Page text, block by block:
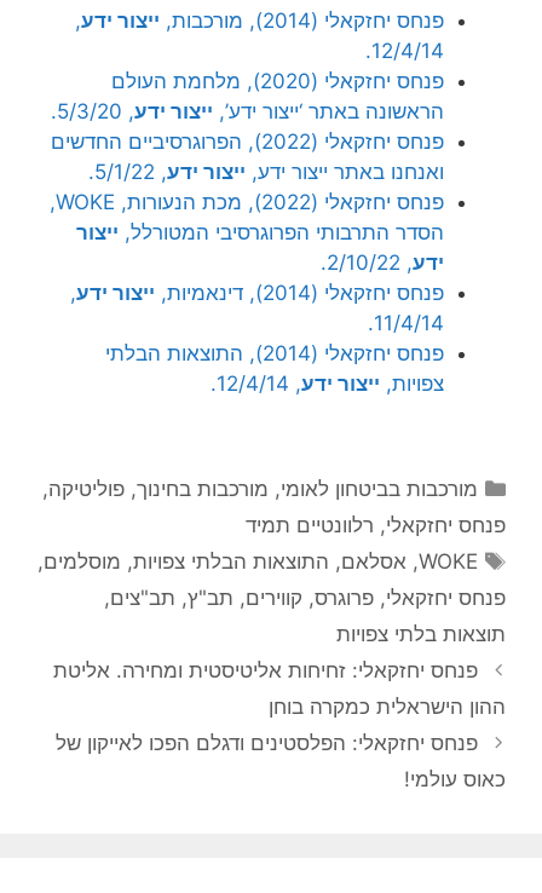
פנחס יחזקאלי (2014), מורכבות,
ייצור ידע,
12/4/14.
פנחס יחזקאלי (2020), מלחמת העולם
הראשונה באתר ‘ייצור ידע’, ייצור ידע, 5/3/20.
פנחס יחזקאלי (2022), הפרוגרסיביים החדשים
ואנחנו באתר ייצור ידע, ייצור ידע, 5/1/22.
פנחס יחזקאלי (2022), מכת הנעורות, WOKE,
הסדר התרבותי הפרוגרסיבי המטורלל, ייצור
ידע, 2/10/22.
פנחס יחזקאלי (2014), דינאמיות,
ייצור ידע,
11/4/14.
פנחס יחזקאלי (2014), התוצאות הבלתי
צפויות, ייצור ידע, 12/4/14.
קטגוריות
מורכבות בביטחון לאומי, מורכבות בחינוך,פוליטיקה,
פנחס יחזקאלי, רלוונטיים תמיד
תגיות
WOKE
, אסלאם, התוצאות הבלתי צפויות, מוסלמים,
פנחס יחזקאלי, פרוגרס, קווירים, תב"ץ, תב"צים,
תוצאות בלתי צפויות
פנחס יחזקאלי: זחיחות אליטיסטית ומחירה. אליטת
ההון הישראלית כמקרה בוחן
פנחס יחזקאלי: הפלסטינים ודגלם הפכו לאייקון של
כאוס עולמי!